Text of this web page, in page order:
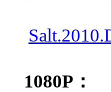
1080P：